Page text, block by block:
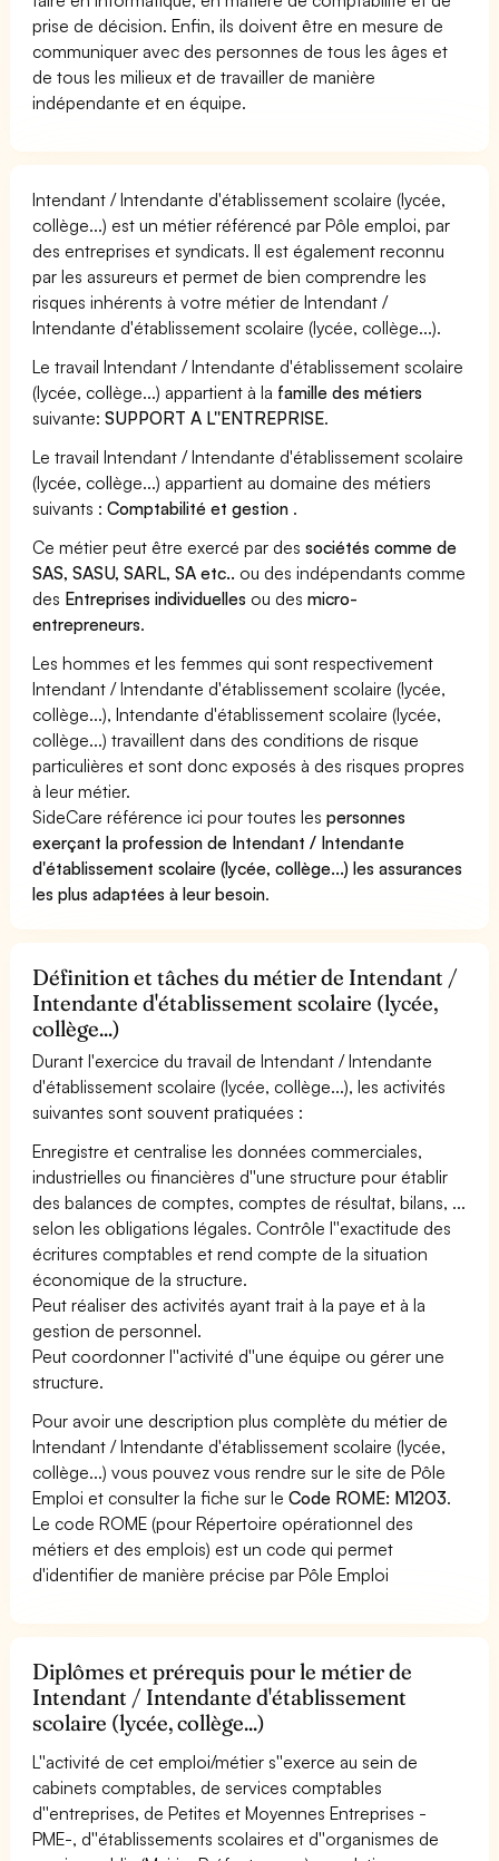
prise de décision. Enfin, ils doivent être en mesure de
communiquer avec des personnes de tous les âges et
de tous les milieux et de travailler de manière
indépendante et en équipe.
Intendant / Intendante d'établissement scolaire (lycée,
collège...) est un métier référencé par Pôle emploi, par
des entreprises et syndicats. Il est également reconnu
par les assureurs et permet de bien comprendre les
risques inhérents à votre métier de Intendant /
Intendante d'établissement scolaire (lycée, collège...).
Le travail Intendant / Intendante d'établissement scolaire
(lycée, collège...) appartient à la famille des métiers
suivante:SUPPORT A L''ENTREPRISE.
Le travail Intendant / Intendante d'établissement scolaire
(lycée, collège...) appartient au domaine des métiers
suivants :Comptabilité et gestion .
Ce métier peut être exercé par dessociétés comme de
SAS, SASU, SARL, SA etc.. ou des indépendants comme
des Entreprises individuelles ou desmicro-
entrepreneurs.
Les hommes et les femmes qui sont respectivement
Intendant / Intendante d'établissement scolaire (lycée,
collège...), Intendante d'établissement scolaire (lycée,
collège...) travaillent dans des conditions de risque
particulières et sont donc exposés à des risques propres
à leur métier.
SideCare référence ici pour toutes lespersonnes
exerçant la profession de Intendant / Intendante
d'établissement scolaire (lycée, collège...) les assurances
les plus adaptées à leur besoin.
Définition et tâches du métier de Intendant /
Intendante d'établissement scolaire (lycée,
collège...)
Durant l'exercice du travail de Intendant / Intendante
d'établissement scolaire (lycée, collège...), les activités
suivantes sont souvent pratiquées :
Enregistre et centralise les données commerciales,
industrielles ou financières d''une structure pour établir
des balances de comptes, comptes de résultat, bilans, ...
selon les obligations légales. Contrôle l''exactitude des
écritures comptables et rend compte de la situation
économique de la structure.
Peut réaliser des activités ayant trait à la paye et à la
gestion de personnel.
Peut coordonner l''activité d''une équipe ou gérer une
structure.
Pour avoir une description plus complète du métier de
Intendant / Intendante d'établissement scolaire (lycée,
collège...) vous pouvez vous rendre sur le site de Pôle
Emploi et consulter la fiche sur leCode ROME: M1203.
Le code ROME (pour Répertoire opérationnel des
métiers et des emplois) est un code qui permet
d'identifier de manière précise par Pôle Emploi
Diplômes et prérequis pour le métier de
Intendant / Intendante d'établissement
scolaire (lycée, collège...)
L''activité de cet emploi/métier s''exerce au sein de
cabinets comptables, de services comptables
d''entreprises, de Petites et Moyennes Entreprises -
PME-, d''établissements scolaires et d''organismes de